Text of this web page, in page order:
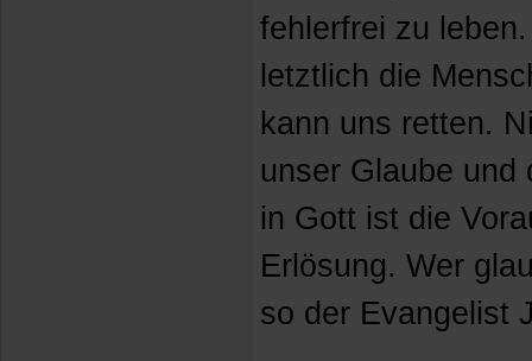
fehlerfrei zu
letztlich die
kann uns retten.
unser Glaube und
in Gott ist die
Erlösung. Wer
so der Evangelist